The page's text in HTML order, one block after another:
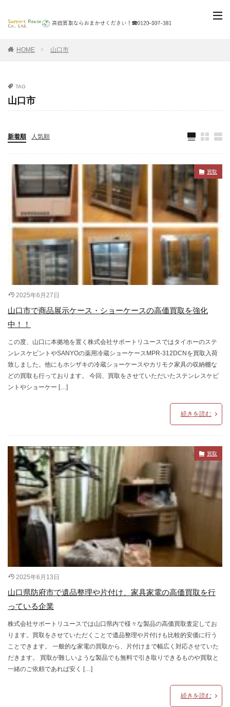
HOME 山口市
TAG
山口市
新着順 人気順
買取
2025年6月27日
山口市で商品展示ケース・ショーケースの高価買取を強化
中！！
この度、山口に本拠地を置く株式会社サポートリユースではタイホーのステ
ンレスケビントやSANYOの薬用冷蔵ショーケースMPR-312DCNを買取入荷
致しました。他にもホシザキの冷蔵ショーケースやカリモク家具の収納棚な
どの買取も行っております。 今回、買取をさせていただいたステンレスケビ
ントやショーケー […]
続きを読む
買取
2025年6月13日
山口県防府市で遺品整理や片付け、家具家電の高価買取を行
っている企業
株式会社サポートリユースでは山口県内で様々な製品の高価買取査定してお
ります。買取をさせていただくことで遺品整理や片付けも比較的安価に行う
ことできます。 一般的な家電の買取から、片付けまで幅広く対応させていた
だきます。 買取が難しいような製品でも無料で引き取りできるものや買取と
一緒のご依頼であれば安く […]
続きを読む